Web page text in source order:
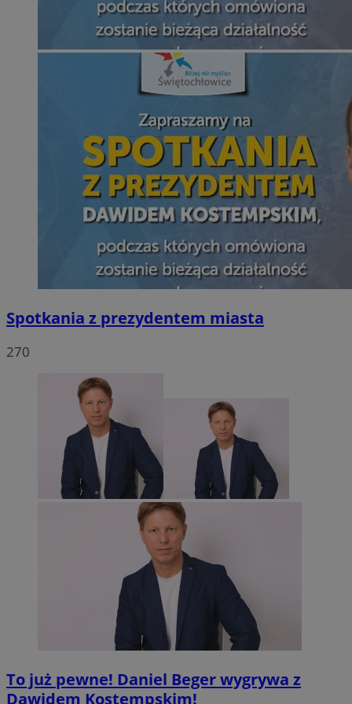
Spotkania z prezydentem miasta
270
To już pewne! Daniel Beger wygrywa z
Dawidem Kostempskim!